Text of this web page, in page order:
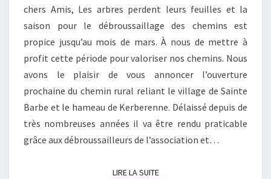
chers Amis, Les arbres perdent leurs feuilles et la
saison pour le débroussaillage des chemins est
propice jusqu’au mois de mars. À nous de mettre à
profit cette période pour valoriser nos chemins. Nous
avons le plaisir de vous annoncer l’ouverture
prochaine du chemin rural reliant le village de Sainte
Barbe et le hameau de Kerberenne. Délaissé depuis de
très nombreuses années il va être rendu praticable
grâce aux débroussailleurs de l’association et…
LIRE LA SUITELIRE LA SUITE